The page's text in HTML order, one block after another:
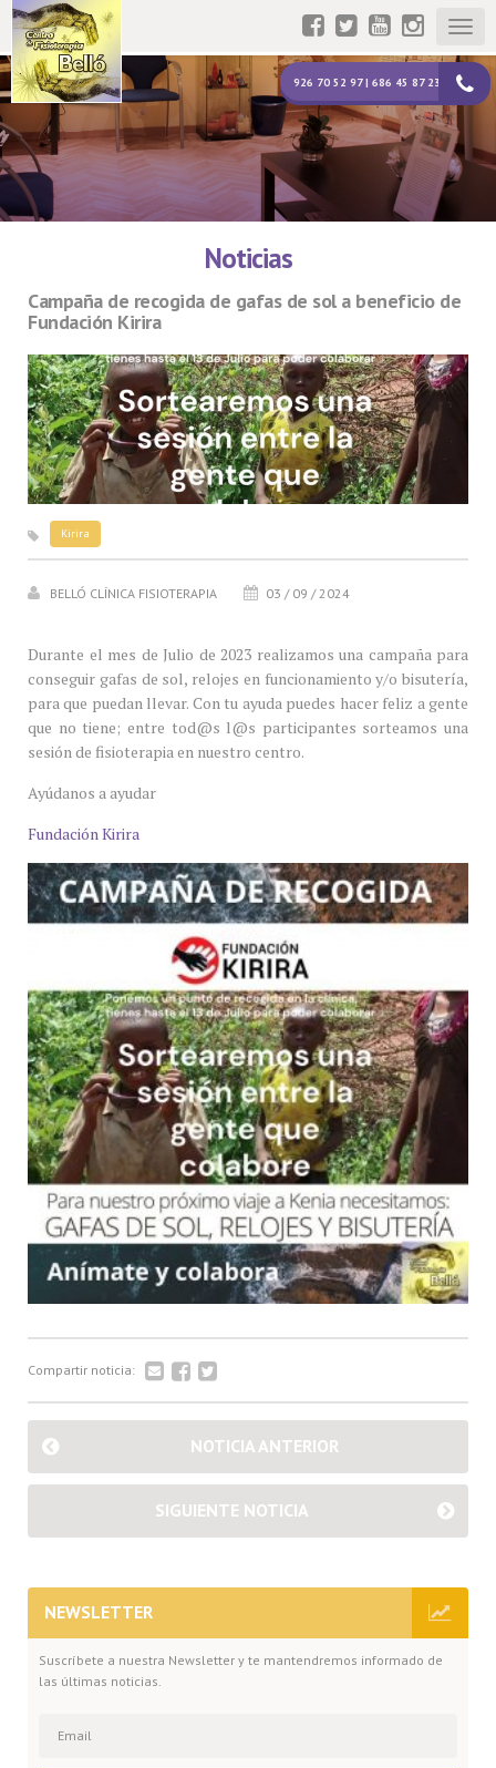
926 70 52 97 | 686 45 87 23
Noticias
Campaña de recogida de gafas de sol a beneficio de
Fundación Kirira
Kirira
BELLÓ CLÍNICA FISIOTERAPIA 03 / 09 / 2024
Durante el mes de Julio de 2023 realizamos una campaña para
conseguir gafas de sol, relojes en funcionamiento y/o bisutería,
para que puedan llevar. Con tu ayuda puedes hacer feliz a gente
que no tiene; entre tod@s l@s participantes sorteamos una
sesión de fisioterapia en nuestro centro.
Ayúdanos a ayudar
Fundación Kirira
Compartir noticia:
NOTICIA ANTERIOR
SIGUIENTE NOTICIA
NEWSLETTER
Suscríbete a nuestra Newsletter y te mantendremos informado de
las últimas noticias.